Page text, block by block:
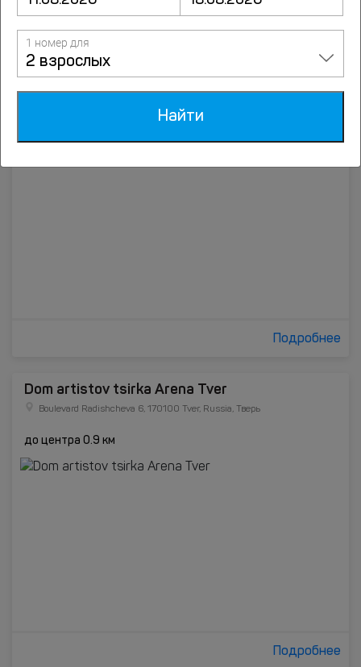
Тверская усадьба
Подробнее
Dom artistov tsirka Arena Tver
Boulevard Radishcheva 6, 170100 Tver, Russia, Тверь
до центра 0.9 км
Подробнее
1 номер для
2 взрослых
Найти